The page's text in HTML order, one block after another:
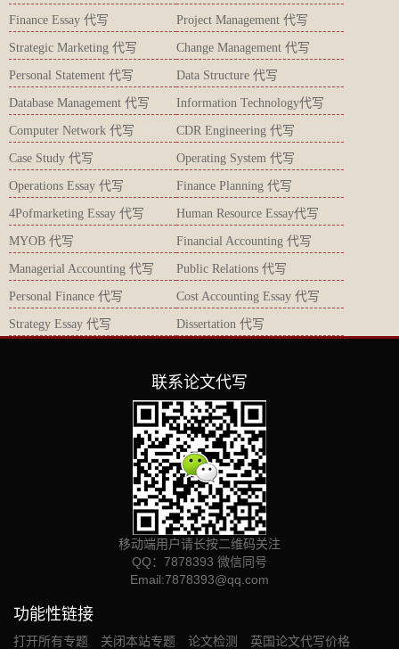
Finance Essay 代写 Project Management 代写
Strategic Marketing 代写 Change Management 代写
Personal Statement 代写 Data Structure 代写
Database Management 代写 Information Technology代写
Computer Network 代写 CDR Engineering 代写
Case Study 代写 Operating System 代写
Operations Essay 代写 Finance Planning 代写
4Pofmarketing Essay 代写 Human Resource Essay代写
MYOB 代写 Financial Accounting 代写
Managerial Accounting 代写 Public Relations 代写
Personal Finance 代写 Cost Accounting Essay 代写
Strategy Essay 代写 Dissertation 代写
联系论文代写
移动端用户请长按二维码关注
QQ：7878393 微信同号
Email:7878393@qq.com
功能性链接
打开所有专题 关闭本站专题 论文检测 英国论文代写价格